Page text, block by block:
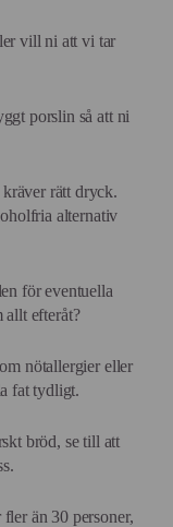
vill ni att vi tar
porslin så att ni
rätt dryck.
alternativ
för eventuella
allt efteråt?
nötallergier eller
fat tydligt.
bröd, se till att
än 30 personer,